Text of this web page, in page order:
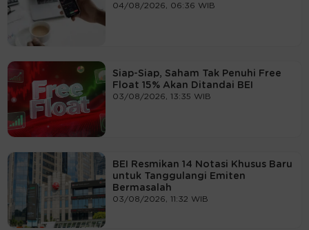
04/08/2026, 06:36 WIB
Siap-Siap, Saham Tak Penuhi Free
Float 15% Akan Ditandai BEI
03/08/2026, 13:35 WIB
BEI Resmikan 14 Notasi Khusus Baru
untuk Tanggulangi Emiten
Bermasalah
03/08/2026, 11:32 WIB